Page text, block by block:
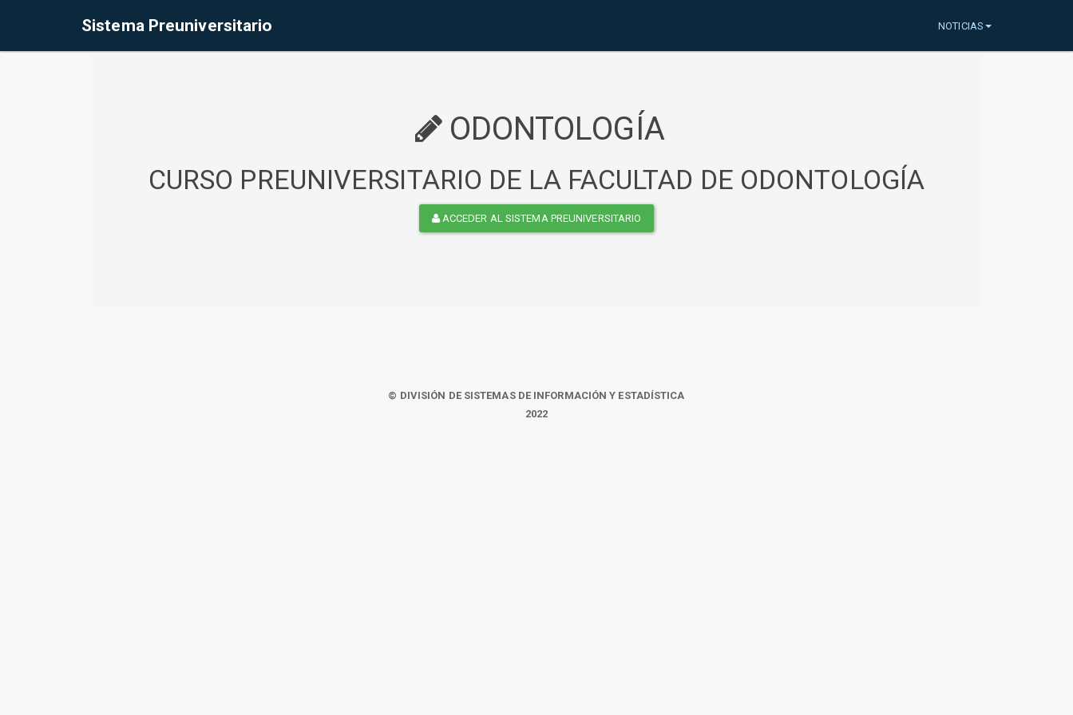
Sistema Preuniversitario NOTICIAS
ODONTOLOGÍA
CURSO PREUNIVERSITARIO DE LA FACULTAD DE ODONTOLOGÍA
ACCEDER AL SISTEMA PREUNIVERSITARIO
© DIVISIÓN DE SISTEMAS DE INFORMACIÓN Y ESTADÍSTICA
2022